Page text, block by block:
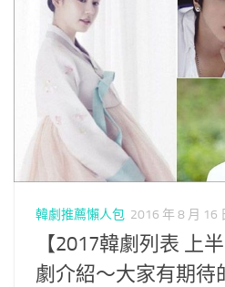
韓劇推薦懶人包 2016 年 8 月 16
【2017韓劇列表 上
劇介紹～大家有期待